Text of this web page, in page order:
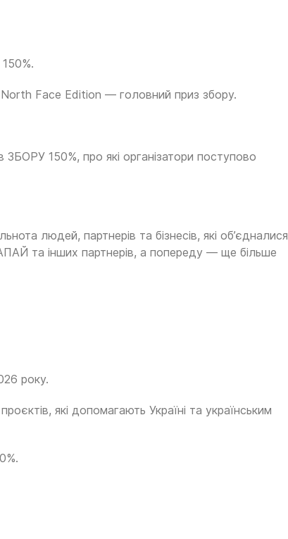
Face Edition — головний приз збору.
ЗБОРУ 150%, про які організатори поступово
людей, партнерів та бізнесів, які об’єдналися
та інших партнерів, а попереду — ще більше
року.
які допомагають Україні та українським